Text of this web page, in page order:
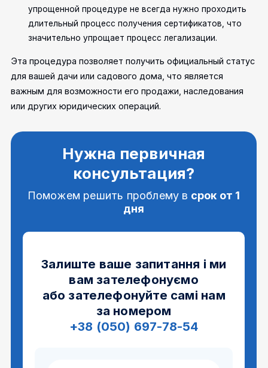
упрощенной процедуре не всегда нужно проходить
длительный процесс получения сертификатов, что
значительно упрощает процесс легализации.
Эта процедура позволяет получить официальный статус
для вашей дачи или садового дома, что является
важным для возможности его продажи, наследования
или других юридических операций.
Нужна первичная
консультация?
Поможем решить проблему в срок от 1
дня
Залиште ваше запитання і ми
вам зателефонуємо
або зателефонуйте самі нам
за номером
+38 (050) 697-78-54